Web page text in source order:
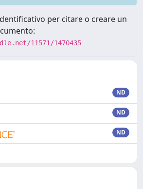
per citare o creare un
11571/1470435
ND
ND
ND